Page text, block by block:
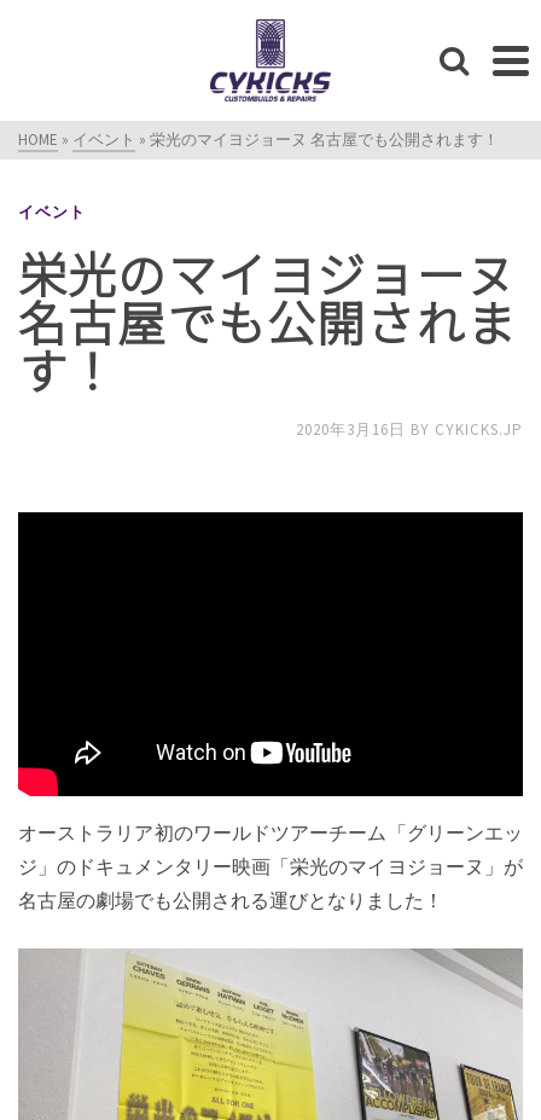
HOME » イベント » 栄光のマイヨジョーヌ 名古屋でも公開されます！
イベント
栄光のマイヨジョーヌ
名古屋でも公開されま
す！
2020年3月16日 BY CYKICKS.JP
オーストラリア初のワールドツアーチーム「グリーンエッ
ジ」のドキュメンタリー映画「栄光のマイヨジョーヌ」が
名古屋の劇場でも公開される運びとなりました！